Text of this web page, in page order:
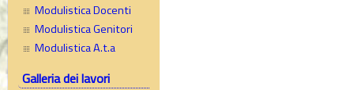
Modulistica Docenti
Modulistica Genitori
Modulistica A.t.a
Galleria dei lavori